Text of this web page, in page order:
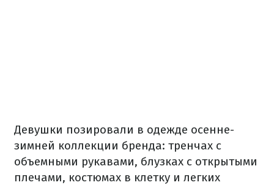
Девушки позировали в одежде осенне-
зимней коллекции бренда: тренчах с
объемными рукавами, блузках с открытыми
плечами, костюмах в клетку и легких